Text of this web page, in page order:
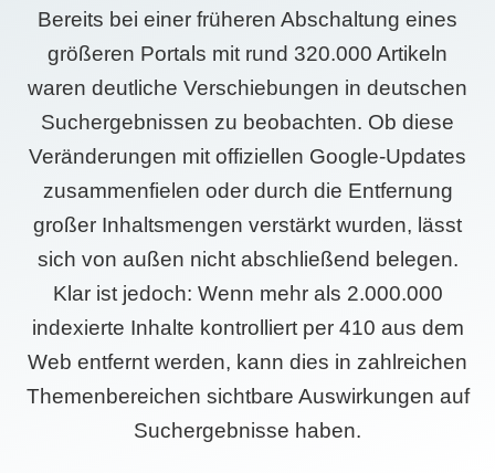
Bereits bei einer früheren Abschaltung eines
größeren Portals mit rund 320.000 Artikeln
waren deutliche Verschiebungen in deutschen
Suchergebnissen zu beobachten. Ob diese
Veränderungen mit offiziellen Google-Updates
zusammenfielen oder durch die Entfernung
großer Inhaltsmengen verstärkt wurden, lässt
sich von außen nicht abschließend belegen.
Klar ist jedoch: Wenn mehr als 2.000.000
indexierte Inhalte kontrolliert per 410 aus dem
Web entfernt werden, kann dies in zahlreichen
Themenbereichen sichtbare Auswirkungen auf
Suchergebnisse haben.